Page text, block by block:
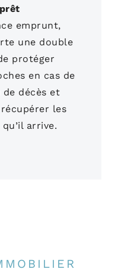
emprunt,
une double
protéger
en cas de
de décès et
les
arrive.